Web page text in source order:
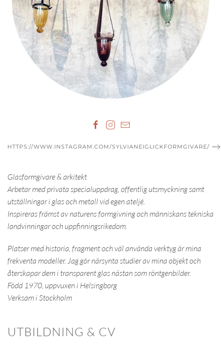
HTTPS://WWW.INSTAGRAM.COM/SYLVIANEIGLICKFORMGIVARE/
Glasformgivare & arkitekt
Arbetar med privata specialuppdrag, offentlig utsmyckning samt
utställningar i glas och metall vid egen ateljé.
Inspireras främst av naturens formgivning och människans tekniska
landvinningar och uppfinningsrikedom.
Platser med historia, fragment och väl använda verktyg är mina
frekventa modeller. Jag gör närsynta studier av mina objekt och
återskapar dem i transparent glas nästan som röntgenbilder.
Född 1970, uppvuxen i Helsingborg
Verksam i Stockholm
UTBILDNING & CV